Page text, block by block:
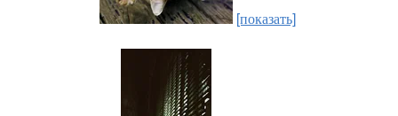
[показать]